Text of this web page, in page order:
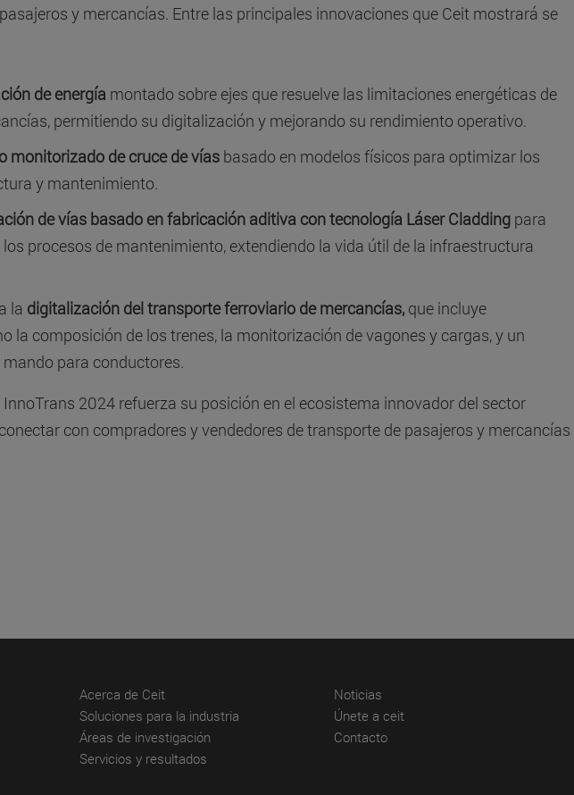
y mercancías. Entre las principales innovaciones que Ceit mostrará se
de energía montado sobre ejes que resuelve las limitaciones energéticas de
permitiendo su digitalización y mejorando su rendimiento operativo.
monitorizado de cruce de vías basado en modelos físicos para optimizar los
y mantenimiento.
de vías basado en fabricación aditiva con tecnología Láser Cladding para
procesos de mantenimiento, extendiendo la vida útil de la infraestructura
la digitalización del transporte ferroviario de mercancías, que incluye
la composición de los trenes, la monitorización de vagones y cargas, y un
para conductores.
InnoTrans 2024 refuerza su posición en el ecosistema innovador del sector
con compradores y vendedores de transporte de pasajeros y mercancías
Acerca de Ceit(abre en nueva ventana)
Soluciones para la industria (abre en nueva ventana)
Áreas de investigación (abre en nueva ventana)
Servicios y resultados
Noticias
Únete a ceit(abre en nueva ventana)
Contacto(abre en nueva ventana)